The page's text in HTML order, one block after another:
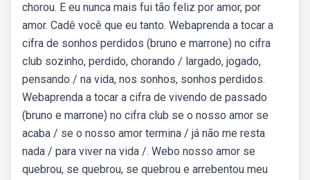
chorou. E eu nunca mais fui tão feliz por amor, por
amor. Cadê você que eu tanto. Webaprenda a tocar a
cifra de sonhos perdidos (bruno e marrone) no cifra
club sozinho, perdido, chorando / largado, jogado,
pensando / na vida, nos sonhos, sonhos perdidos.
Webaprenda a tocar a cifra de vivendo de passado
(bruno e marrone) no cifra club se o nosso amor se
acaba / se o nosso amor termina / já não me resta
nada / para viver na vida /. Webo nosso amor se
quebrou, se quebrou, se quebrou e arrebentou meu